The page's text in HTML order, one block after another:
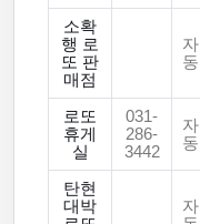
소확
행 로
또 판
매점
자
동
로또
휴게
실
031-
286-
3442
자
동
탄현
대박
자